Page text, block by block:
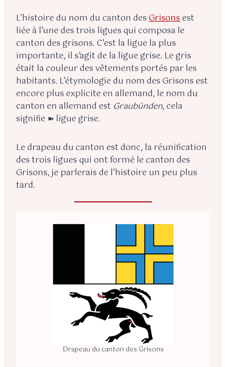
L’histoire du nom du canton desGrisonsest
liée à l’une des trois ligues qui composa le
canton des grisons. C’est la ligue la plus
importante, il s’agit de la ligue grise. Le gris
était la couleur des vêtements portés par les
habitants. L’étymologie du nom des Grisons est
encore plus explicite en allemand, le nom du
canton en allemand est Graubünden, cela
signifie ➽ ligue grise.
Le drapeau du canton est donc, la réunification
des trois ligues qui ont formé le canton des
Grisons, je parlerais de l’histoire un peu plus
tard.
Drapeau du canton des Grisons